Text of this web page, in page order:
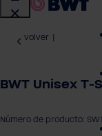
volver
BWT Unisex
Número de producto: